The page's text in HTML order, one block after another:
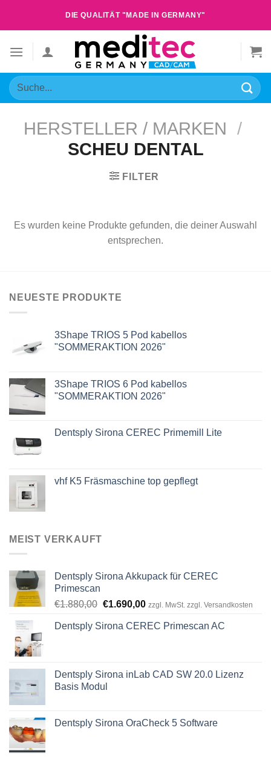
DIE QUALITÄT "MADE IN GERMANY"
Suche
nach:
HERSTELLER / MARKEN /
SCHEU DENTAL
FILTER
Es wurden keine Produkte gefunden, die deiner Auswahl
entsprechen.
NEUESTE PRODUKTE
3Shape TRIOS 5 Pod kabellos
"SOMMERAKTION 2026"
3Shape TRIOS 6 Pod kabellos
"SOMMERAKTION 2026"
Dentsply Sirona CEREC Primemill Lite
vhf K5 Fräsmaschine top gepflegt
MEIST VERKAUFT
Dentsply Sirona Akkupack für CEREC
Primescan
€1.880,00 Ursprünglicher
war:
€1.690,00Aktueller
ist:
zzgl. MwSt. zzgl. Versandkosten
Dentsply Sirona CEREC Primescan AC
Dentsply Sirona inLab CAD SW 20.0 Lizenz
Basis Modul
Dentsply Sirona OraCheck 5 Software